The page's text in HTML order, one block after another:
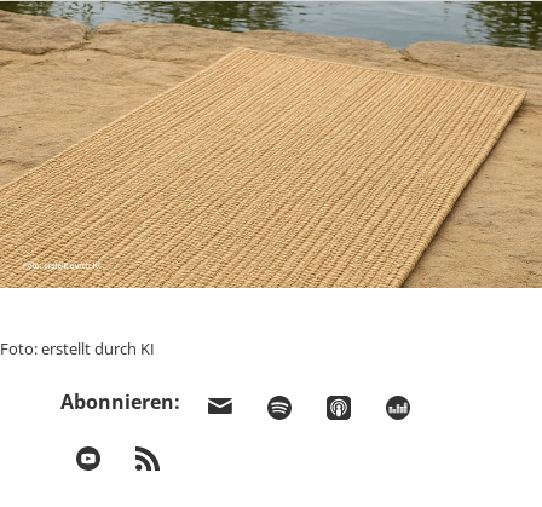
Foto: erstellt durch KI
Abonnieren: